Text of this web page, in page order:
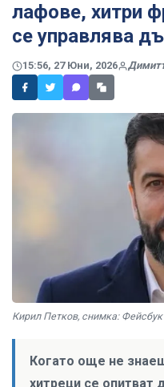
лафове, хитри
се управлява
15:56, 27 Юни, 2026
Кирил Петков, снимка: Фейсбук
Когато още не
хитреци се опитват